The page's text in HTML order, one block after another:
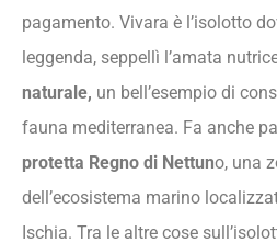
pagamento. Vivara è l’isolotto
leggenda, seppellì l’amata
naturale, un bell’esempio di
fauna mediterranea. Fa anche
protetta Regno di Nettuno, una
dell’ecosistema marino
Ischia. Tra le altre cose